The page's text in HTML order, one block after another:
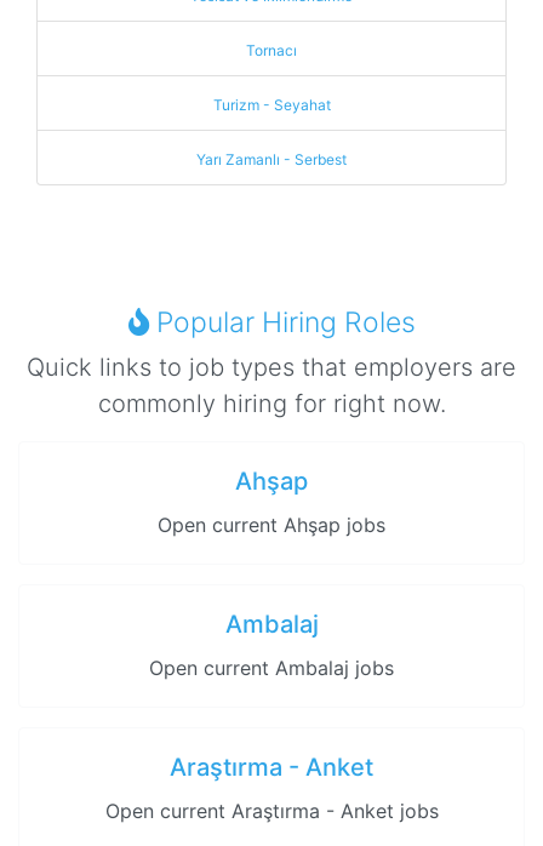
Tornacı
Turizm - Seyahat
Yarı Zamanlı - Serbest
Popular Hiring Roles
Quick links to job types that employers are
commonly hiring for right now.
Ahşap
Open current Ahşap jobs
Ambalaj
Open current Ambalaj jobs
Araştırma - Anket
Open current Araştırma - Anket jobs